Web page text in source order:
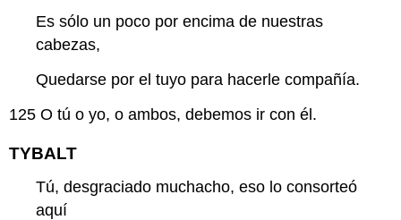
Es sólo un poco por encima de nuestras
cabezas,
Quedarse por el tuyo para hacerle compañía.
125 O tú o yo, o ambos, debemos ir con él.
TYBALT
Tú, desgraciado muchacho, eso lo consorteó
aquí